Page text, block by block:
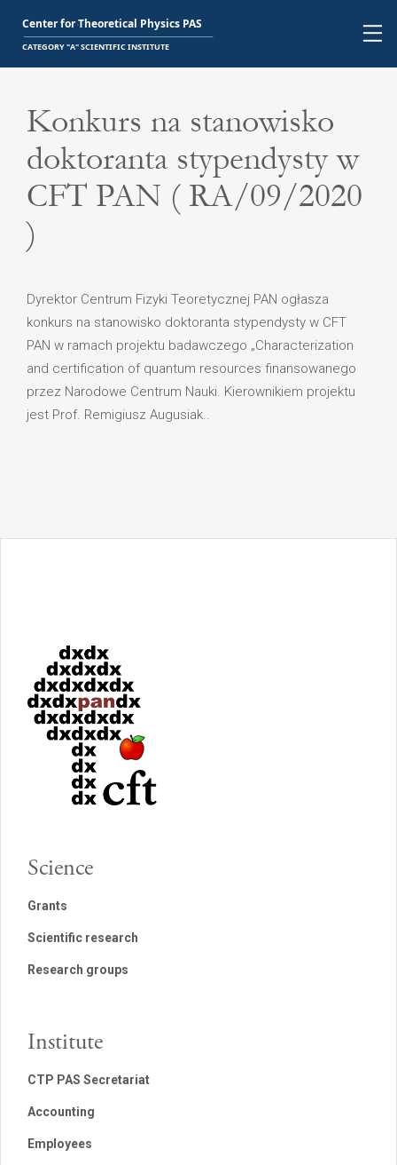
Konkurs na stanowisko
doktoranta stypendysty w
CFT PAN ( RA/09/2020
)
Dyrektor Centrum Fizyki Teoretycznej PAN ogłasza
konkurs na stanowisko doktoranta stypendysty w CFT
PAN w ramach projektu badawczego „Characterization
and certification of quantum resources finansowanego
przez Narodowe Centrum Nauki. Kierownikiem projektu
jest Prof. Remigiusz Augusiak..
Science
Grants
Scientific research
Research groups
Institute
CTP PAS Secretariat
Accounting
Employees